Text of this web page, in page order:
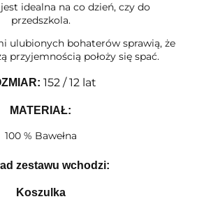
idealna na co dzień, czy do
przedszkola.
ulubionych bohaterów sprawią, że
przyjemnością położy się spać.
: 152 / 12 lat
MATERIAŁ:
100 % Bawełna
zestawu wchodzi:
Koszulka